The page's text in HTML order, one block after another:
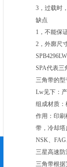
3，过载时
缺点
1，不能保
2，外廓尺
SPA代表三
三角带的型
Lw见下：
组成材质
作用：印
带，冷却塔
NSK、
三星高速防
三角带根